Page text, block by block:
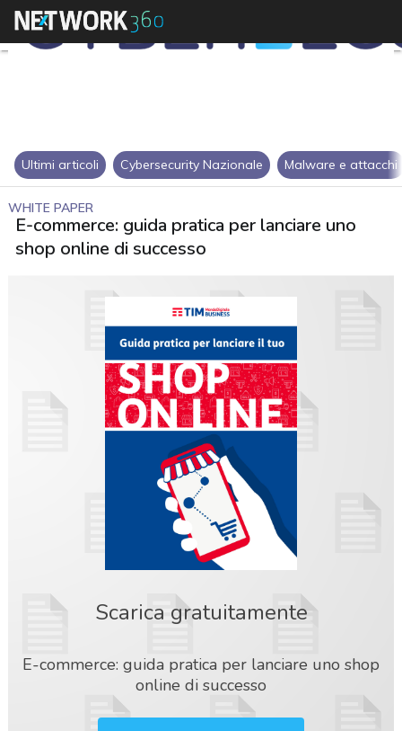
Ultimi articoli Cybersecurity Nazionale Malware e attacchi
WHITE PAPER
E-commerce: guida pratica per lanciare uno
shop online di successo
Scarica gratuitamente
E-commerce: guida pratica per lanciare uno shop
online di successo